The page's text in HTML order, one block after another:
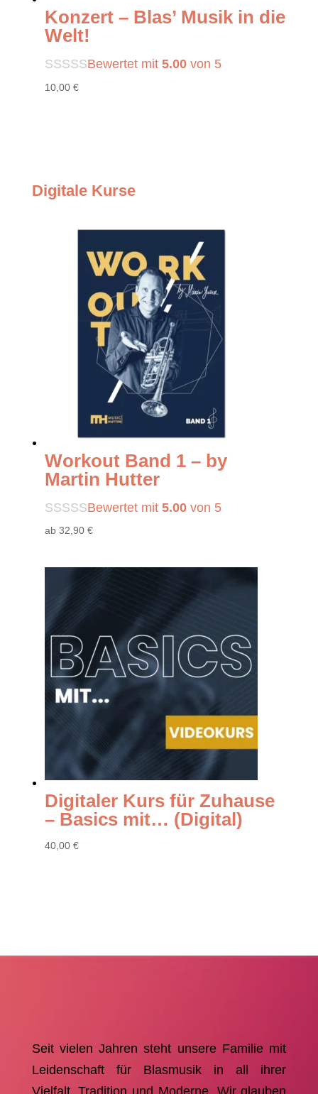
Konzert – Blas’ Musik in die
Welt!
Bewertet mit 5.00von 5
10,00 €
Digitale Kurse
Workout Band 1 – by
Martin Hutter
Bewertet mit 5.00von 5
ab 32,90 €
Digitaler Kurs für Zuhause
– Basics mit… (Digital)
40,00 €
Seit vielen Jahren steht unsere Familie mit
Leidenschaft für Blasmusik in all ihrer